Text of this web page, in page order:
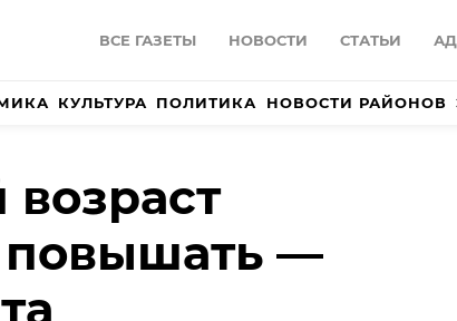
ВСЕ ГАЗЕТЫ НОВОСТИ СТАТЬИ
КУЛЬТУРА ПОЛИТИКА НОВОСТИ РАЙОНОВ
повышать —